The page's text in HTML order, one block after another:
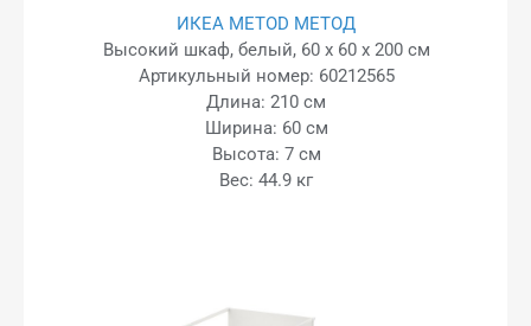
ИКЕА METOD МЕТОД
Высокий шкаф, белый, 60 x 60 x 200 см
Артикульный номер: 60212565
Длина: 210 см
Ширина: 60 см
Высота: 7 см
Вес: 44.9 кг